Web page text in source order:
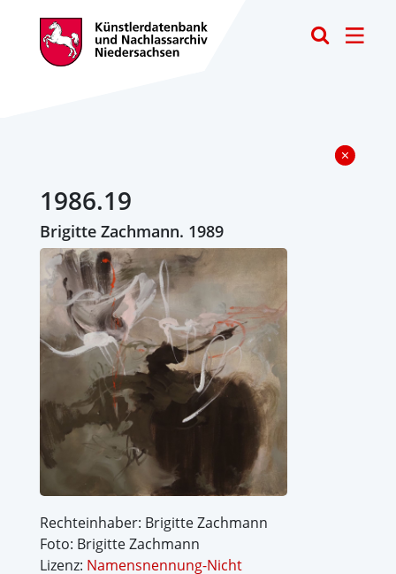
1986.19
Brigitte Zachmann. 1989
Rechteinhaber: Brigitte Zachmann
Foto: Brigitte Zachmann
Lizenz: Namensnennung-Nicht